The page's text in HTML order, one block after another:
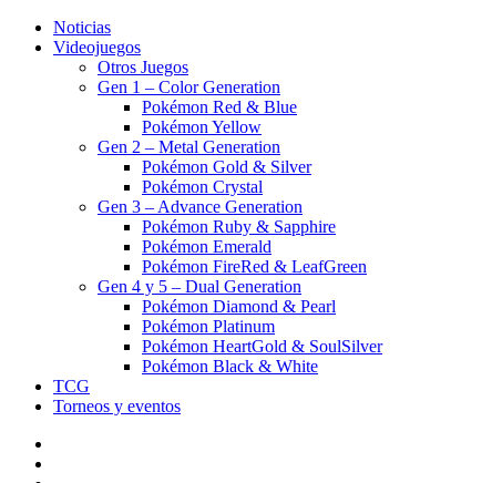
Noticias
Videojuegos
Otros Juegos
Gen 1 – Color Generation
Pokémon Red & Blue
Pokémon Yellow
Gen 2 – Metal Generation
Pokémon Gold & Silver
Pokémon Crystal
Gen 3 – Advance Generation
Pokémon Ruby & Sapphire
Pokémon Emerald
Pokémon FireRed & LeafGreen
Gen 4 y 5 – Dual Generation
Pokémon Diamond & Pearl
Pokémon Platinum
Pokémon HeartGold & SoulSilver
Pokémon Black & White
TCG
Torneos y eventos